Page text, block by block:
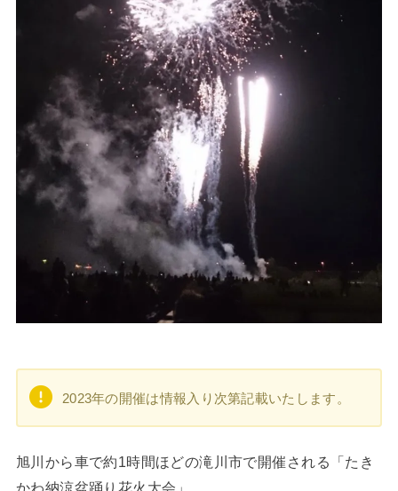
2023年の開催は情報入り次第記載いたします。
旭川から車で約1時間ほどの滝川市で開催される「たき
かわ納涼盆踊り花火大会」